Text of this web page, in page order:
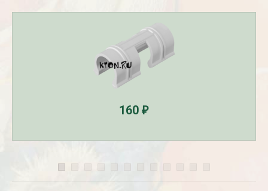
СКИДКИ 15 % НА ДУГИ, ЗАБОРЫ,
Скидки 15% !!! При заказе
товаров на сумму от 1000 руб. с
16 марта по 31 марта 2024...
ЧИТАТЬ ДАЛЕЕ →
160 ₽